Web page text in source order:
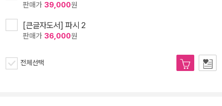
판매가 39,000원
[큰글자도서] 파시 2
판매가 36,000원
전체선택